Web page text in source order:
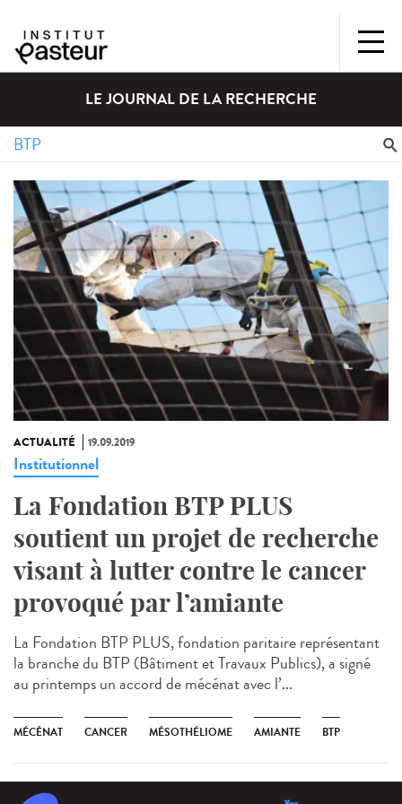
LE JOURNAL DE LA RECHERCHE
ACTUALITÉ 19.09.2019
Institutionnel
La Fondation BTP PLUS
soutient un projet de recherche
visant à lutter contre le cancer
provoqué par l’amiante
La Fondation BTP PLUS, fondation paritaire représentant
la branche du BTP (Bâtiment et Travaux Publics), a signé
au printemps un accord de mécénat avec l’...
MÉCÉNAT CANCER MÉSOTHÉLIOME AMIANTE BTP